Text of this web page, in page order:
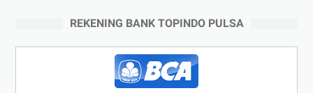
REKENING BANK TOPINDO PULSA